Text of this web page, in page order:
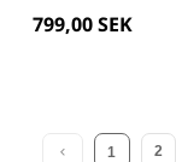
799,00 SEK
1 2